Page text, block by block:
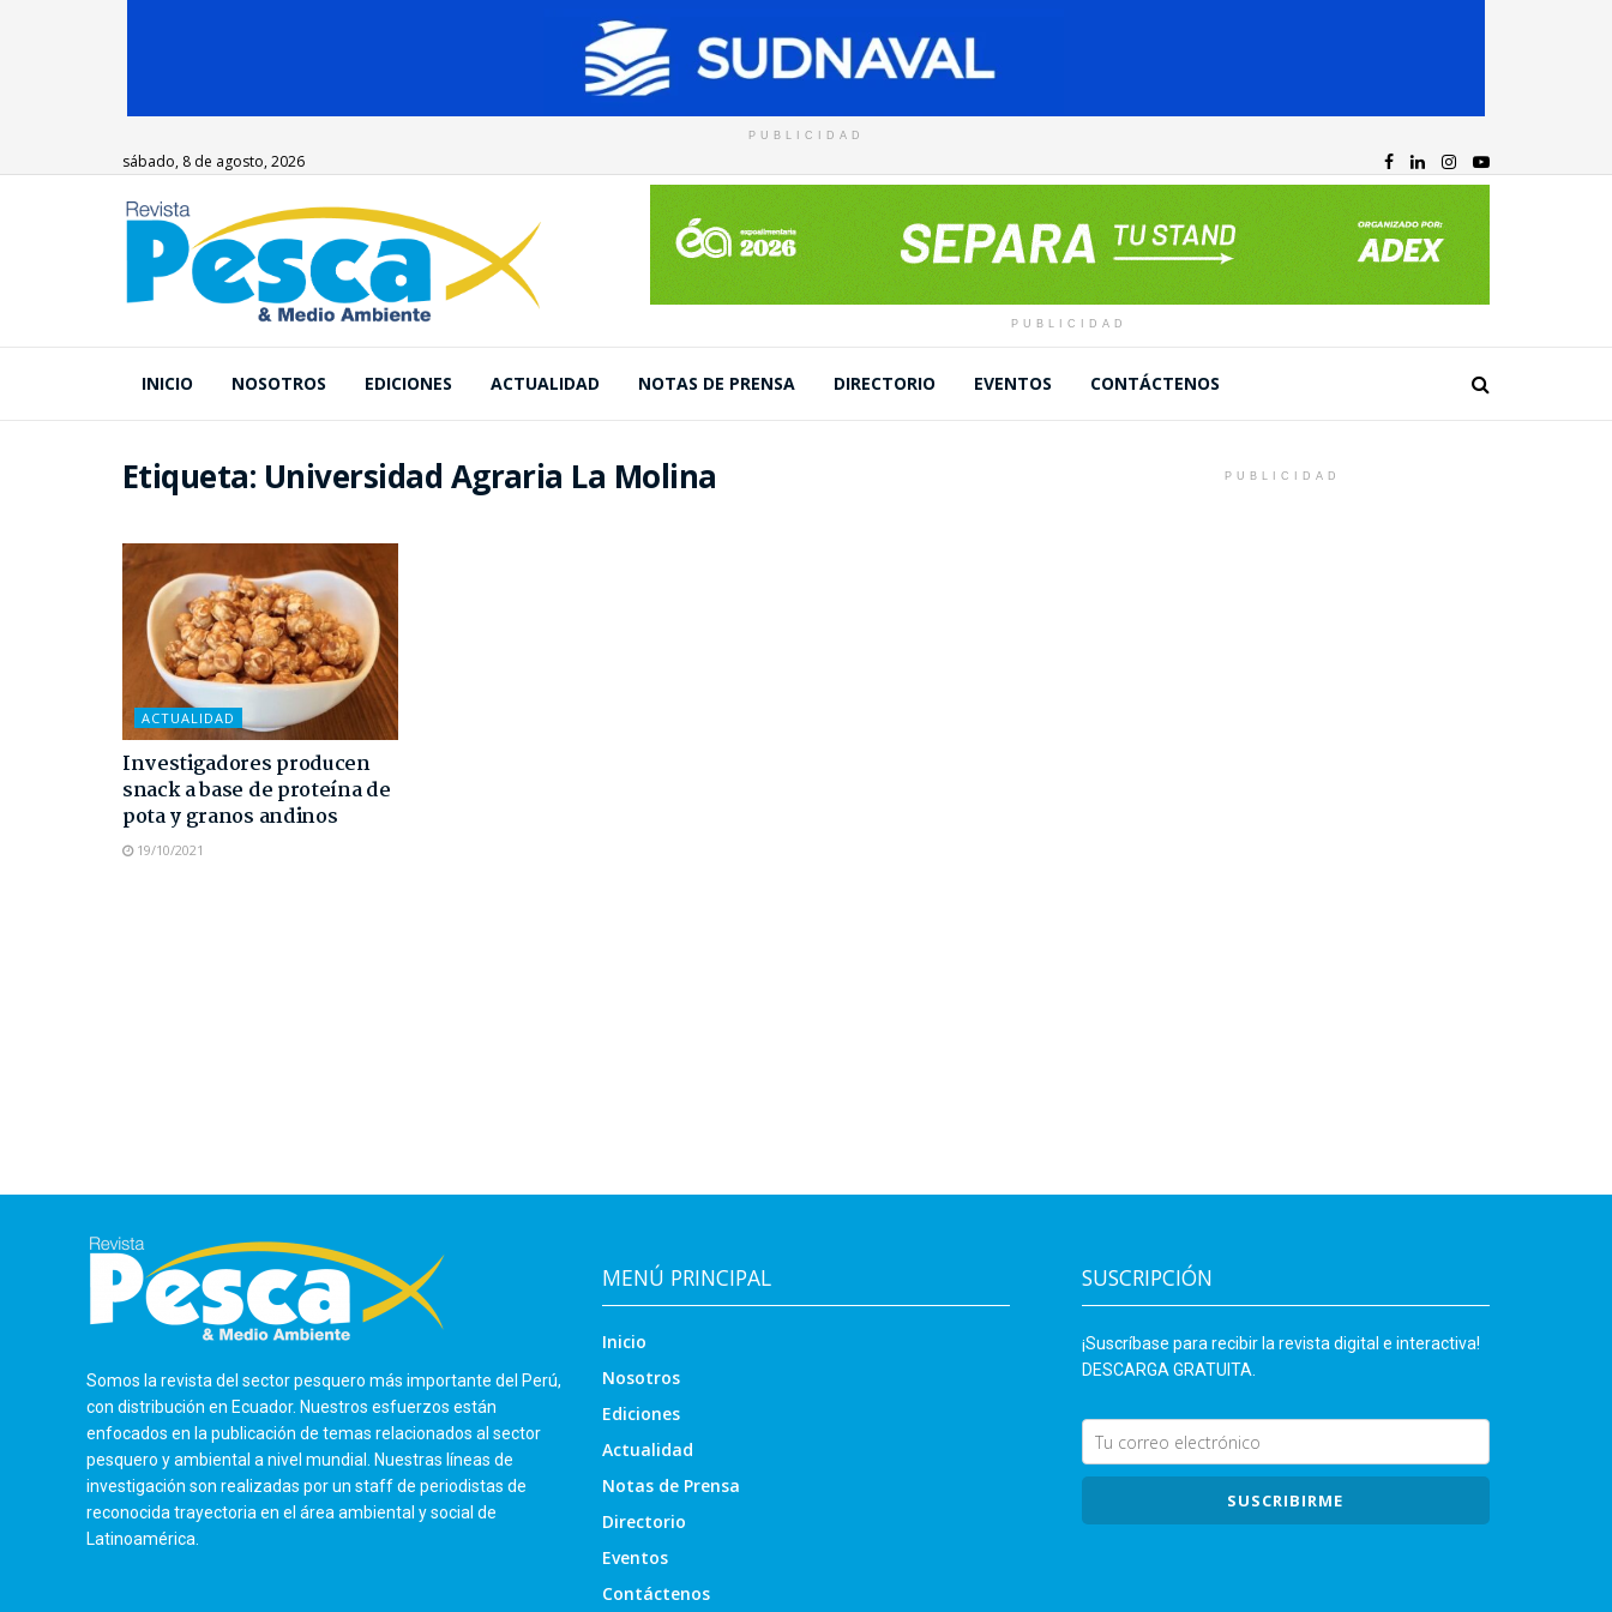
PUBLICIDAD
sábado, 8 de agosto, 2026
PUBLICIDAD
INICIO NOSOTROS EDICIONES ACTUALIDAD NOTAS DE PRENSA DIRECTORIO EVENTOS CONTÁCTENOS
Etiqueta: Universidad Agraria La Molina
ACTUALIDAD
Investigadores producen
snack a base de proteína de
pota y granos andinos
19/10/2021
PUBLICIDAD
Somos la revista del sector pesquero más importante del Perú,
con distribución en Ecuador. Nuestros esfuerzos están
enfocados en la publicación de temas relacionados al sector
pesquero y ambiental a nivel mundial. Nuestras líneas de
investigación son realizadas por un staff de periodistas de
reconocida trayectoria en el área ambiental y social de
Latinoamérica.
MENÚ PRINCIPAL
Inicio
Nosotros
Ediciones
Actualidad
Notas de Prensa
Directorio
Eventos
Contáctenos
SUSCRIPCIÓN
¡Suscríbase para recibir la revista digital e interactiva!
DESCARGA GRATUITA.
SUSCRIBIRME